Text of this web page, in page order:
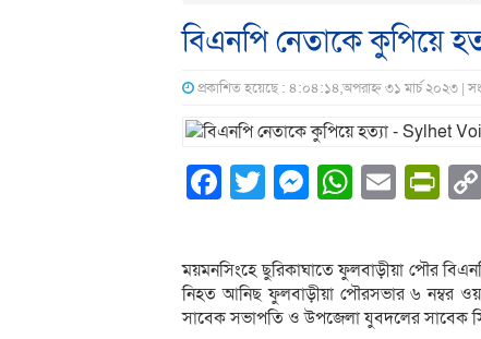
বিএনপি নেতাকে কুপিয়ে
প্রকাশিত হয়েছে : ৪:০৪:১৪,অপরাহ্ন ৩১ মার্চ ২০২৩ |
Facebook
Twitter
ময়মনসিংহে ছুরিকাঘাতে ফুলবাড়ীয়া পৌর
নিহত আনিছ ফুলবাড়ীয়া পৌরসভার ৬ নম্বর
সাবেক সভাপতি ও উপজেলা যুবদলের সাবেক